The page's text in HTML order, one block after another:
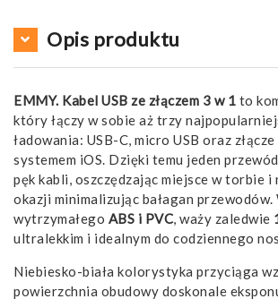
Opis produktu
EMMY. Kabel USB ze złączem 3 w 1 to
który łączy w sobie aż trzy
ładowania: USB-C, micro USB oraz
systemem iOS. Dzięki temu jeden
pęk kabli, oszczędzając miejsce w torbie i
okazji minimalizując bałagan przewodów.
wytrzymałego ABS i PVC, waży zaledwie
ultralekkim i idealnym do codziennego
Niebiesko-biała kolorystyka przyciąga
powierzchnia obudowy doskonale